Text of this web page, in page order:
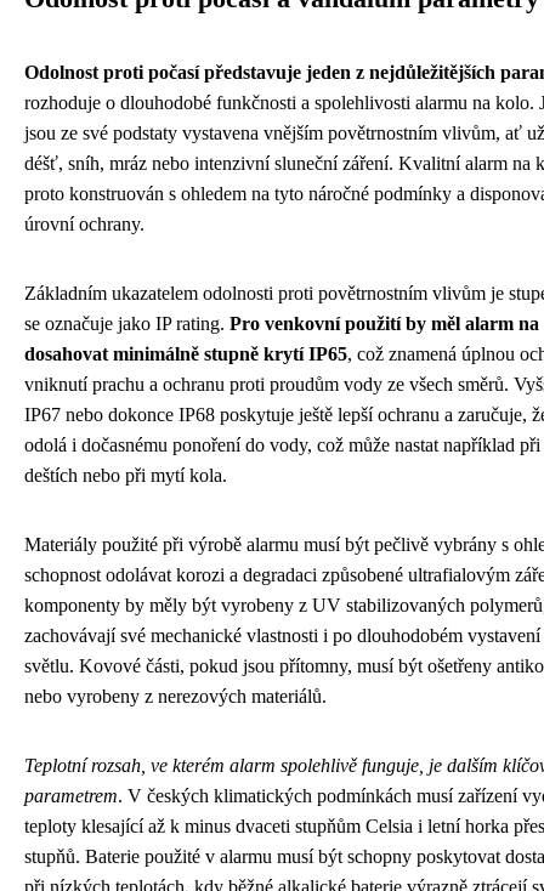
Odolnost proti počasí představuje jeden z nejdůležitějších
rozhoduje o dlouhodobé funkčnosti a spolehlivosti alarmu na kolo.
jsou ze své podstaty vystavena vnějším povětrnostním vlivům, ať
déšť, sníh, mráz nebo intenzivní sluneční záření. Kvalitní alarm na
proto konstruován s ohledem na tyto náročné podmínky a
úrovní ochrany.
Základním ukazatelem odolnosti proti povětrnostním vlivům je
se označuje jako IP rating. Pro venkovní použití by měl alarm na
dosahovat minimálně stupně krytí IP65, což znamená úplnou
vniknutí prachu a ochranu proti proudům vody ze všech směrů.
IP67 nebo dokonce IP68 poskytuje ještě lepší ochranu a zaručuje,
odolá i dočasnému ponoření do vody, což může nastat například
deštích nebo při mytí kola.
Materiály použité při výrobě alarmu musí být pečlivě vybrány s
schopnost odolávat korozi a degradaci způsobené ultrafialovým
komponenty by měly být vyrobeny z UV stabilizovaných
zachovávají své mechanické vlastnosti i po dlouhodobém
světlu. Kovové části, pokud jsou přítomny, musí být ošetřeny
nebo vyrobeny z nerezových materiálů.
Teplotní rozsah, ve kterém alarm spolehlivě funguje, je dalším
parametrem. V českých klimatických podmínkách musí zařízení
teploty klesající až k minus dvaceti stupňům Celsia i letní horka
stupňů. Baterie použité v alarmu musí být schopny poskytovat
při nízkých teplotách, kdy běžné alkalické baterie výrazně ztrácejí